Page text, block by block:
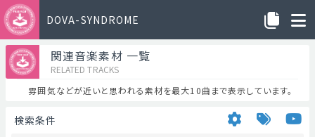
DOVA-SYNDROME
関連音楽素材 一覧
RELATED TRACKS
雰囲気などが近いと思われる素材を最大10曲まで表示しています。
検索条件